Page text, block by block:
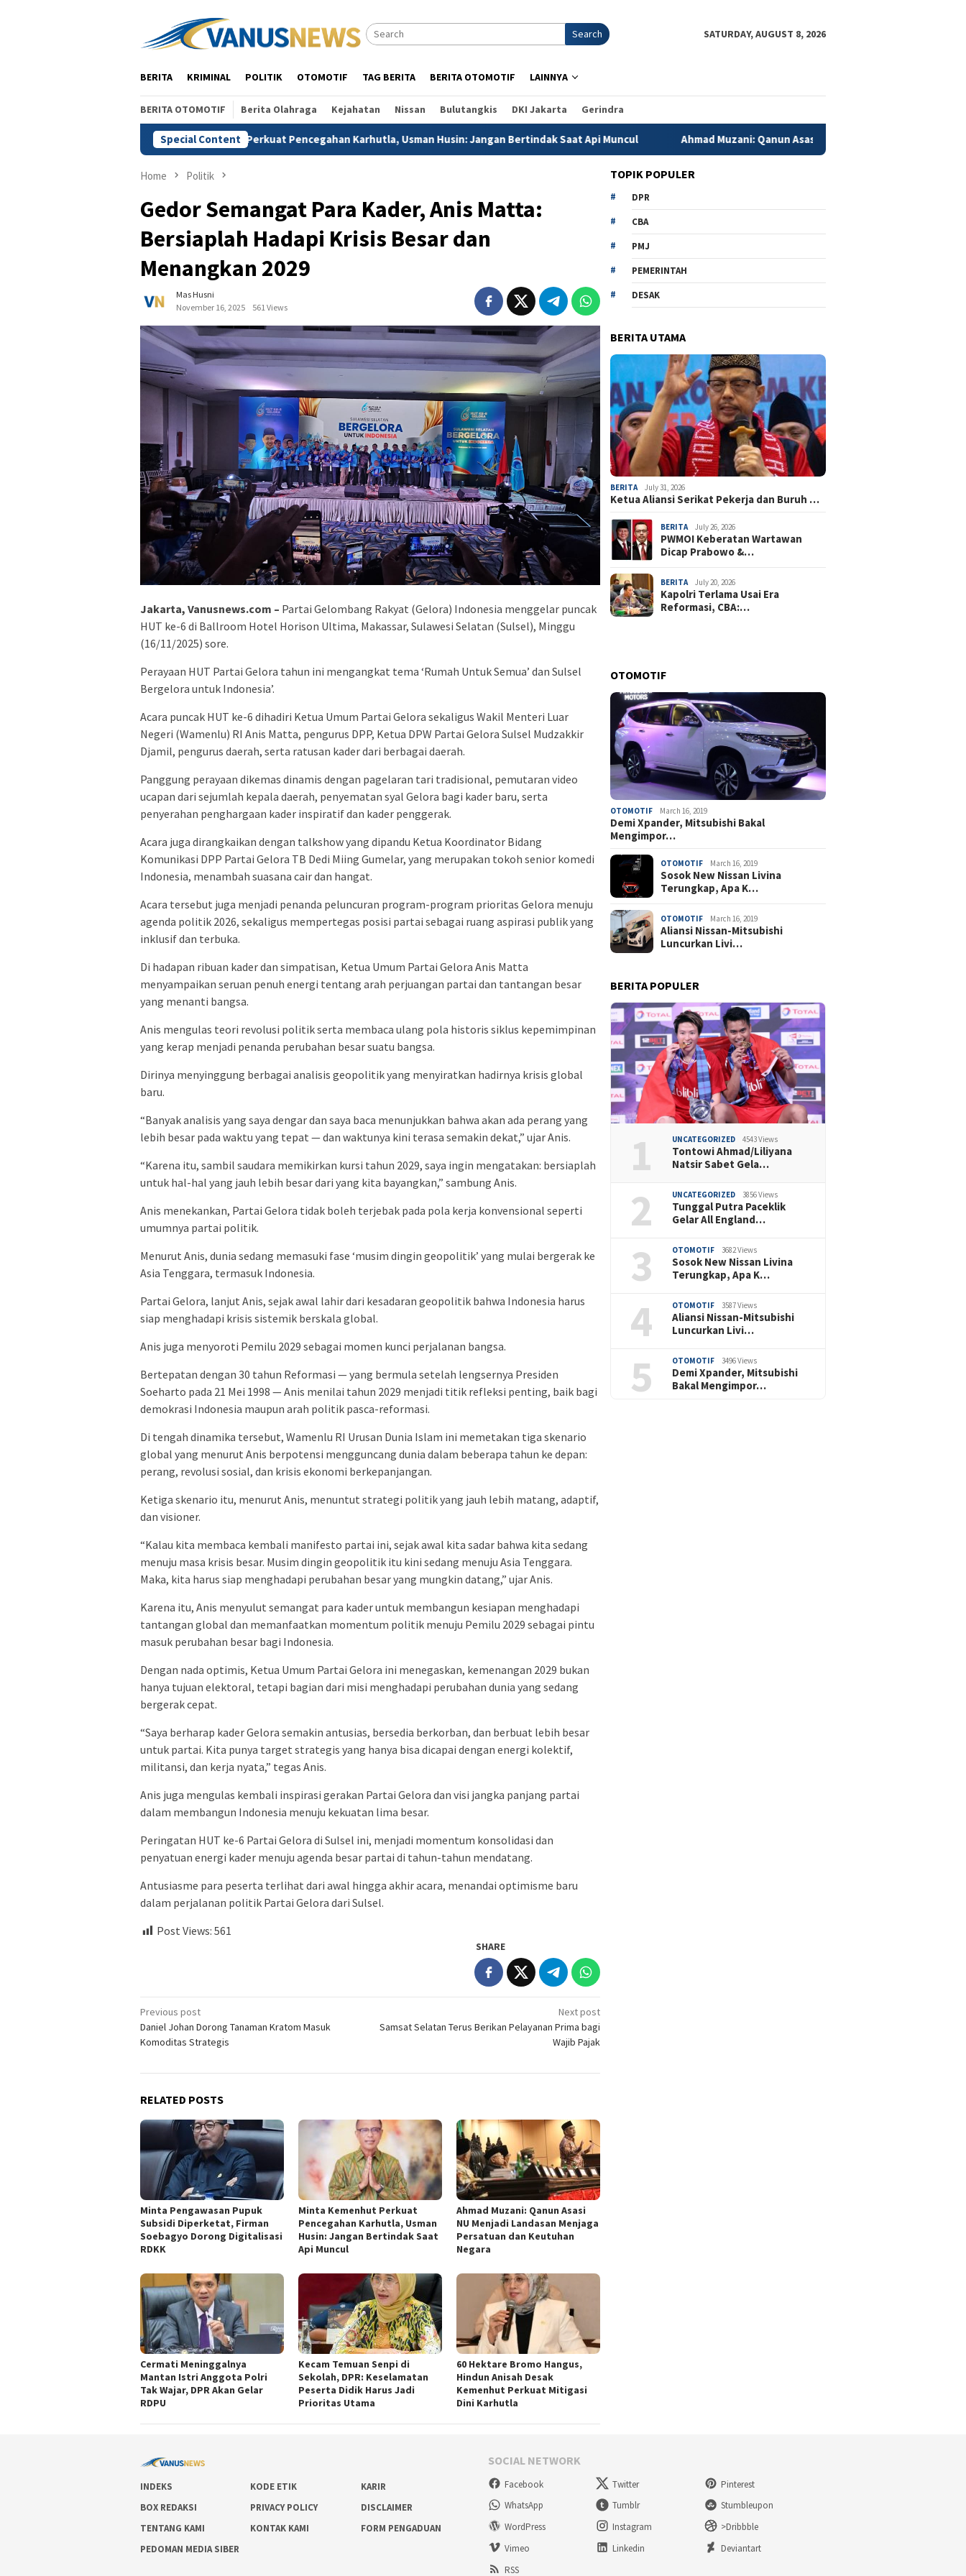
Search SATURDAY, AUGUST 8, 2026
BERITA KRIMINAL POLITIK OTOMOTIF TAG BERITA BERITA OTOMOTIF LAINNYA
BERITA OTOMOTIF Berita Olahraga Kejahatan Nissan Bulutangkis DKI Jakarta Gerindra
Special Content
Minta Kemenhut Perkuat Pencegahan Karhutla, Usman Husin: Jangan Bertindak Saat Api Muncul Ahmad Muzani: Qanun Asasi NU Menjadi Landasan Menjaga Persatuan
Home Politik
Gedor Semangat Para Kader, Anis Matta:
Bersiaplah Hadapi Krisis Besar dan
Menangkan 2029
Mas Husni
November 16, 2025
561 Views
Jakarta, Vanusnews.com – Partai Gelombang Rakyat (Gelora) Indonesia menggelar puncak
HUT ke-6 di Ballroom Hotel Horison Ultima, Makassar, Sulawesi Selatan (Sulsel), Minggu
(16/11/2025) sore.
Perayaan HUT Partai Gelora tahun ini mengangkat tema ‘Rumah Untuk Semua’ dan Sulsel
Bergelora untuk Indonesia’.
Acara puncak HUT ke-6 dihadiri Ketua Umum Partai Gelora sekaligus Wakil Menteri Luar
Negeri (Wamenlu) RI Anis Matta, pengurus DPP, Ketua DPW Partai Gelora Sulsel Mudzakkir
Djamil, pengurus daerah, serta ratusan kader dari berbagai daerah.
Panggung perayaan dikemas dinamis dengan pagelaran tari tradisional, pemutaran video
ucapan dari sejumlah kepala daerah, penyematan syal Gelora bagi kader baru, serta
penyerahan penghargaan kader inspiratif dan kader penggerak.
Acara juga dirangkaikan dengan talkshow yang dipandu Ketua Koordinator Bidang
Komunikasi DPP Partai Gelora TB Dedi Miing Gumelar, yang merupakan tokoh senior komedi
Indonesia, menambah suasana cair dan hangat.
Acara tersebut juga menjadi penanda peluncuran program-program prioritas Gelora menuju
agenda politik 2026, sekaligus mempertegas posisi partai sebagai ruang aspirasi publik yang
inklusif dan terbuka.
Di hadapan ribuan kader dan simpatisan, Ketua Umum Partai Gelora Anis Matta
menyampaikan seruan penuh energi tentang arah perjuangan partai dan tantangan besar
yang menanti bangsa.
Anis mengulas teori revolusi politik serta membaca ulang pola historis siklus kepemimpinan
yang kerap menjadi penanda perubahan besar suatu bangsa.
Dirinya menyinggung berbagai analisis geopolitik yang menyiratkan hadirnya krisis global
baru.
“Banyak analisis yang saya dengar dan saya baca menunjukkan bahwa akan ada perang yang
lebih besar pada waktu yang tepat — dan waktunya kini terasa semakin dekat,” ujar Anis.
“Karena itu, sambil saudara memikirkan kursi tahun 2029, saya ingin mengatakan: bersiaplah
untuk hal-hal yang jauh lebih besar dari yang kita bayangkan,” sambung Anis.
Anis menekankan, Partai Gelora tidak boleh terjebak pada pola kerja konvensional seperti
umumnya partai politik.
Menurut Anis, dunia sedang memasuki fase ‘musim dingin geopolitik’ yang mulai bergerak ke
Asia Tenggara, termasuk Indonesia.
Partai Gelora, lanjut Anis, sejak awal lahir dari kesadaran geopolitik bahwa Indonesia harus
siap menghadapi krisis sistemik berskala global.
Anis juga menyoroti Pemilu 2029 sebagai momen kunci perjalanan bangsa.
Bertepatan dengan 30 tahun Reformasi — yang bermula setelah lengsernya Presiden
Soeharto pada 21 Mei 1998 — Anis menilai tahun 2029 menjadi titik refleksi penting, baik bagi
demokrasi Indonesia maupun arah politik pasca-reformasi.
Di tengah dinamika tersebut, Wamenlu RI Urusan Dunia Islam ini memetakan tiga skenario
global yang menurut Anis berpotensi mengguncang dunia dalam beberapa tahun ke depan:
perang, revolusi sosial, dan krisis ekonomi berkepanjangan.
Ketiga skenario itu, menurut Anis, menuntut strategi politik yang jauh lebih matang, adaptif,
dan visioner.
“Kalau kita membaca kembali manifesto partai ini, sejak awal kita sadar bahwa kita sedang
menuju masa krisis besar. Musim dingin geopolitik itu kini sedang menuju Asia Tenggara.
Maka, kita harus siap menghadapi perubahan besar yang mungkin datang,” ujar Anis.
Karena itu, Anis menyulut semangat para kader untuk membangun kesiapan menghadapi
tantangan global dan memanfaatkan momentum politik menuju Pemilu 2029 sebagai pintu
masuk perubahan besar bagi Indonesia.
Dengan nada optimis, Ketua Umum Partai Gelora ini menegaskan, kemenangan 2029 bukan
hanya tujuan elektoral, tetapi bagian dari misi menghadapi perubahan dunia yang sedang
bergerak cepat.
“Saya berharap kader Gelora semakin antusias, bersedia berkorban, dan berbuat lebih besar
untuk partai. Kita punya target strategis yang hanya bisa dicapai dengan energi kolektif,
militansi, dan kerja nyata,” tegas Anis.
Anis juga mengulas kembali inspirasi gerakan Partai Gelora dan visi jangka panjang partai
dalam membangun Indonesia menuju kekuatan lima besar.
Peringatan HUT ke-6 Partai Gelora di Sulsel ini, menjadi momentum konsolidasi dan
penyatuan energi kader menuju agenda besar partai di tahun-tahun mendatang.
Antusiasme para peserta terlihat dari awal hingga akhir acara, menandai optimisme baru
dalam perjalanan politik Partai Gelora dari Sulsel.
Post Views: 561
SHARE
Post
navigation
Previous post
Daniel Johan Dorong Tanaman Kratom Masuk
Komoditas Strategis
Next post
Samsat Selatan Terus Berikan Pelayanan Prima bagi
Wajib Pajak
RELATED POSTS
Minta Pengawasan Pupuk
Subsidi Diperketat, Firman
Soebagyo Dorong Digitalisasi
RDKK
Minta Kemenhut Perkuat
Pencegahan Karhutla, Usman
Husin: Jangan Bertindak Saat
Api Muncul
Ahmad Muzani: Qanun Asasi
NU Menjadi Landasan Menjaga
Persatuan dan Keutuhan
Negara
Cermati Meninggalnya
Mantan Istri Anggota Polri
Tak Wajar, DPR Akan Gelar
RDPU
Kecam Temuan Senpi di
Sekolah, DPR: Keselamatan
Peserta Didik Harus Jadi
Prioritas Utama
60 Hektare Bromo Hangus,
Hindun Anisah Desak
Kemenhut Perkuat Mitigasi
Dini Karhutla
TOPIK POPULER
DPR
CBA
PMJ
PEMERINTAH
DESAK
BERITA UTAMA
BERITA July 31, 2026
Ketua Aliansi Serikat Pekerja dan Buruh …
BERITA July 26, 2026
PWMOI Keberatan Wartawan
Dicap Prabowo &…
BERITA July 20, 2026
Kapolri Terlama Usai Era
Reformasi, CBA:…
OTOMOTIF
OTOMOTIF March 16, 2019
Demi Xpander, Mitsubishi Bakal
Mengimpor…
OTOMOTIF March 16, 2019
Sosok New Nissan Livina
Terungkap, Apa K…
OTOMOTIF March 16, 2019
Aliansi Nissan-Mitsubishi
Luncurkan Livi…
BERITA POPULER
1 UNCATEGORIZED 4543 Views
Tontowi Ahmad/Liliyana
Natsir Sabet Gela…
2 UNCATEGORIZED 3856 Views
Tunggal Putra Paceklik
Gelar All England…
3 OTOMOTIF 3682 Views
Sosok New Nissan Livina
Terungkap, Apa K…
4 OTOMOTIF 3587 Views
Aliansi Nissan-Mitsubishi
Luncurkan Livi…
5 OTOMOTIF 3496 Views
Demi Xpander, Mitsubishi
Bakal Mengimpor…
INDEKS KODE ETIK
KARIR
BOX REDAKSI
PRIVACY POLICY
DISCLAIMER
TENTANG KAMI
KONTAK KAMI
FORM PENGADUAN
PEDOMAN MEDIA SIBER
SOCIAL NETWORK
Facebook Twitter
Pinterest
WhatsApp
Tumblr
Stumbleupon
WordPress
Instagram
>Dribbble
Vimeo
Linkedin
Deviantart
RSS